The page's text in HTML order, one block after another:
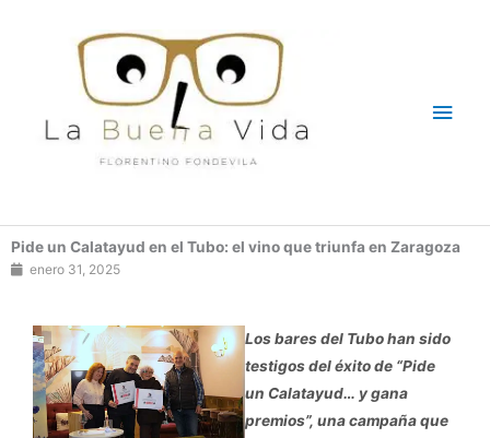
Pide un Calatayud en el Tubo: el vino que triunfa en Zaragoza
enero 31, 2025
Los bares del Tubo han sido
testigos del éxito de “Pide
un Calatayud… y gana
premios”, una campaña que